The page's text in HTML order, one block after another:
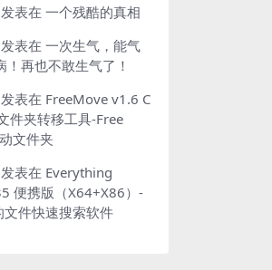
发表在 一个残酷的真相
发表在 一次生气，能气
！再也不敢生气了！
发表在 FreeMove v1.6 C
件夹转移工具-Free
文件夹
发表在 Everything
便携版（X64+X86）-
文件快速搜索软件